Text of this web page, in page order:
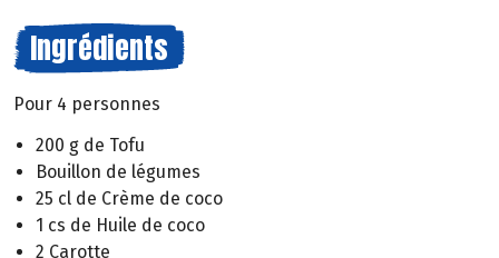
Ingrédients
Pour 4 personnes
200 g de Tofu
Bouillon de légumes
25 cl de Crème de coco
1 cs de Huile de coco
2 Carotte